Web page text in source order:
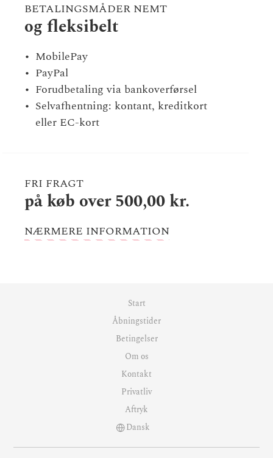
BETALINGSMÅDER NEMT
og fleksibelt
MobilePay
PayPal
Forudbetaling via bankoverførsel
Selvafhentning: kontant, kreditkort
eller EC-kort
FRI FRAGT
på køb over 500,00 kr.
NÆRMERE INFORMATION
Start
Åbningstider
Betingelser
Om os
Kontakt
Privatliv
Aftryk